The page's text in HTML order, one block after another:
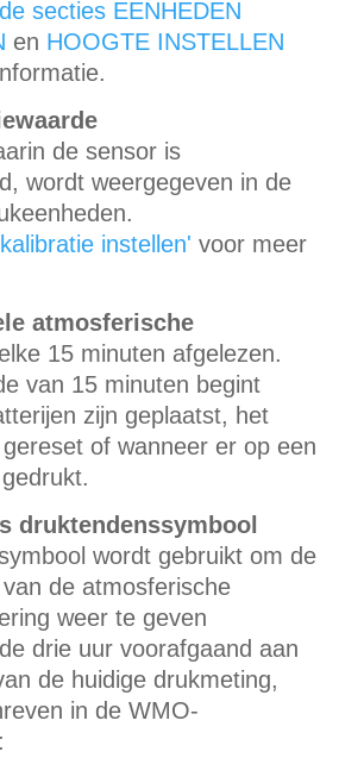
de secties EENHEDEN
en HOOGTE INSTELLEN
de sensor is
wordt weergegeven in de
instellen' voor meer
atmosferische
15 minuten afgelezen.
van 15 minuten begint
zijn geplaatst, het
of wanneer er op een
druktendenssymbool
wordt gebruikt om de
de atmosferische
weer te geven
drie uur voorafgaand aan
de huidige drukmeting,
in de WMO-